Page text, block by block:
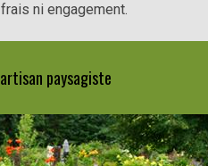
ni engagement.
paysagiste